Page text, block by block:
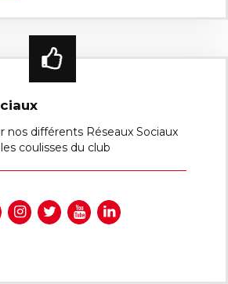
nos différents Réseaux Sociaux
coulisses du club